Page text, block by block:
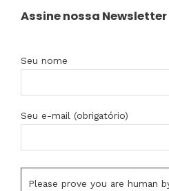
Assine nossa Newsletter
Seu nome
Seu e-mail (obrigatório)
Please prove you are human